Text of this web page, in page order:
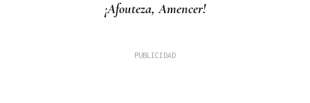
¡Afouteza, Amencer!